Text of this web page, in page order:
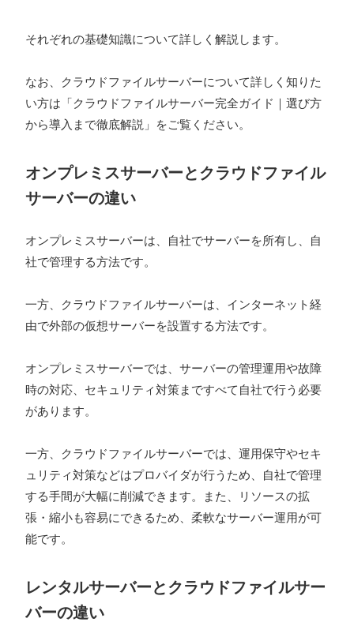
それぞれの基礎知識について詳しく解説します。
なお、クラウドファイルサーバーについて詳しく知りた
い方は「クラウドファイルサーバー完全ガイド｜選び方
から導入まで徹底解説」をご覧ください。
オンプレミスサーバーとクラウドファイル
サーバーの違い
オンプレミスサーバーは、自社でサーバーを所有し、自
社で管理する方法です。
一方、クラウドファイルサーバーは、インターネット経
由で外部の仮想サーバーを設置する方法です。
オンプレミスサーバーでは、サーバーの管理運用や故障
時の対応、セキュリティ対策まですべて自社で行う必要
があります。
一方、クラウドファイルサーバーでは、運用保守やセキ
ュリティ対策などはプロバイダが行うため、自社で管理
する手間が大幅に削減できます。また、リソースの拡
張・縮小も容易にできるため、柔軟なサーバー運用が可
能です。
レンタルサーバーとクラウドファイルサー
バーの違い